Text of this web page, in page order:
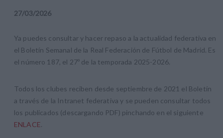
27/03/2026
Ya puedes consultar y hacer repaso a la actualidad federativa en
el Boletín Semanal de la Real Federación de Fútbol de Madrid. Es
el número 187, el 27º de la temporada 2025-2026.
Todos los clubes reciben desde septiembre de 2021 el Boletín
a través de la Intranet federativa y se pueden consultar todos
los publicados (descargando PDF) pinchando en el siguiente
ENLACE.